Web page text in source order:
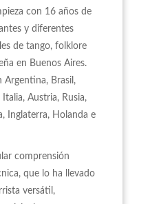
con 16 años de
y diferentes
de tango, folklore
en Buenos Aires.
Argentina, Brasil,
Italia, Austria, Rusia,
Inglaterra, Holanda e
comprensión
que lo ha llevado
versátil,